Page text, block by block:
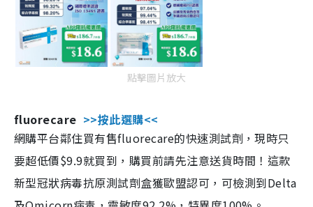
點擊圖片放大
fluorecare >>按此選購<<
網購平台鄰住買有售fluorecare的快速測試劑，現時只
要超低價$9.9就買到，購買前請先注意送貨時間！這款
新型冠狀病毒抗原測試劑盒獲歐盟認可，可檢測到Delta